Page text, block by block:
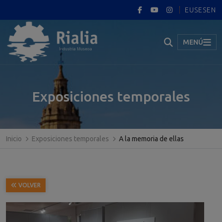
EUSESEN
MENÚ
Exposiciones temporales
Inicio Exposiciones temporales A la memoria de ellas
VOLVER